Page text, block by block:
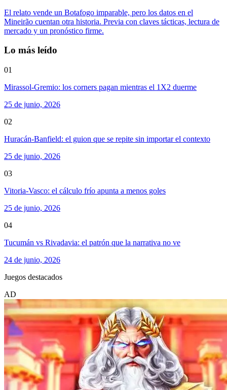
El relato vende un Botafogo imparable, pero los datos en el
Mineirão cuentan otra historia. Previa con claves tácticas, lectura de
mercado y un pronóstico firme.
Lo más leído
01
Mirassol-Gremio: los corners pagan mientras el 1X2 duerme
25 de junio, 2026
02
Huracán-Banfield: el guion que se repite sin importar el contexto
25 de junio, 2026
03
Vitoria-Vasco: el cálculo frío apunta a menos goles
25 de junio, 2026
04
Tucumán vs Rivadavia: el patrón que la narrativa no ve
24 de junio, 2026
Juegos destacados
AD